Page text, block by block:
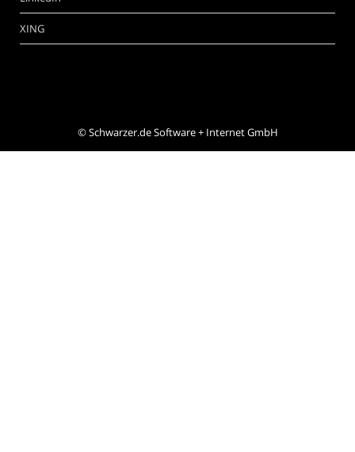
XING
©Schwarzer.de Software + Internet GmbH